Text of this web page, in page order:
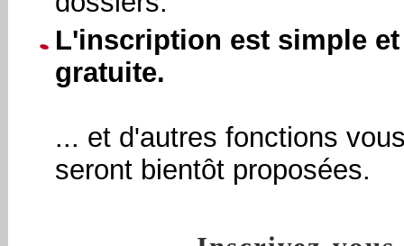
L'inscription est simple et
gratuite.
... et d'autres fonctions
seront bientôt proposées.